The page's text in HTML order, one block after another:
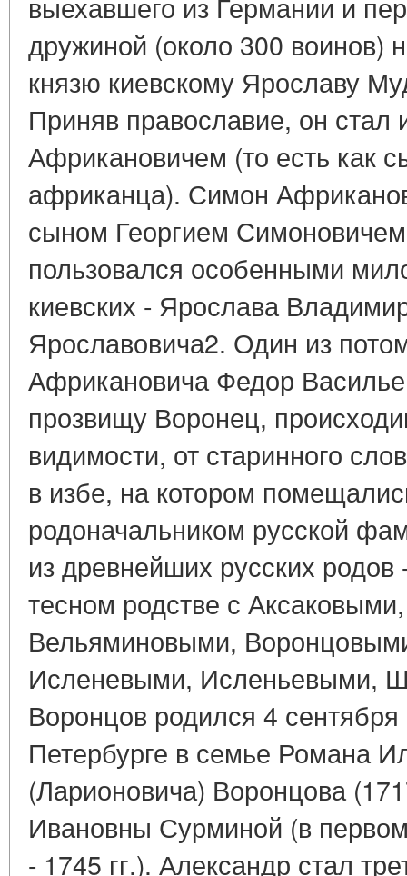
дружиной (около 300 воинов)
князю киевскому Ярославу
Приняв православие, он
Африкановичем (то есть как
африканца). Симон
сыном Георгием
пользовался особенными
киевских - Ярослава
Ярославовича2. Один из
Африкановича Федор
прозвищу Воронец,
видимости, от старинного
в избе, на котором
родоначальником русской
из древнейших русских
тесном родстве с
Вельяминовыми,
Исленевыми, Исленьевыми,
Воронцов родился 4
Петербурге в семье Романа
(Ларионовича) Воронцова
Ивановны Сурминой (в
- 1745 гг.). Александр стал